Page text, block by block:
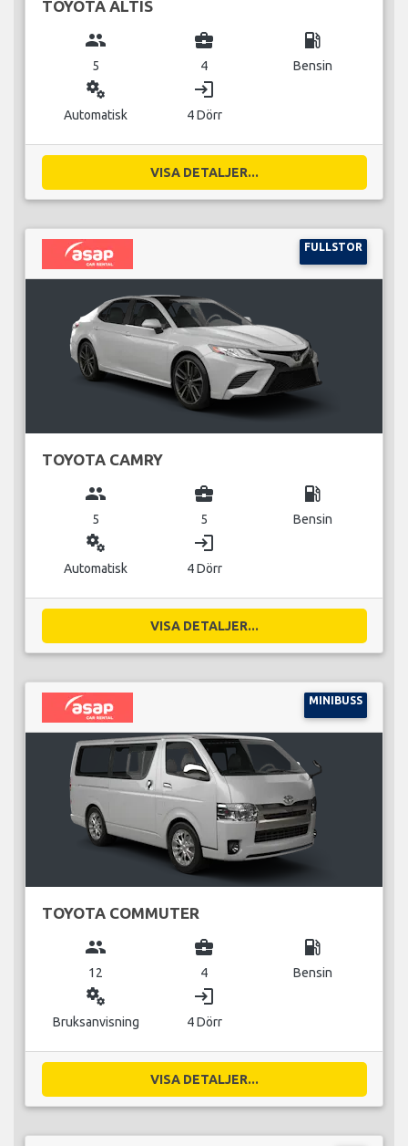
TOYOTA ALTIS
group
5
business_center
4
local_gas_station
Bensin
miscellaneous_services
Automatisk
login
4 Dörr
VISA DETALJER...
FULLSTOR
TOYOTA CAMRY
group
5
business_center
5
local_gas_station
Bensin
miscellaneous_services
Automatisk
login
4 Dörr
VISA DETALJER...
MINIBUSS
TOYOTA COMMUTER
group
12
business_center
4
local_gas_station
Bensin
miscellaneous_services
Bruksanvisning
login
4 Dörr
VISA DETALJER...